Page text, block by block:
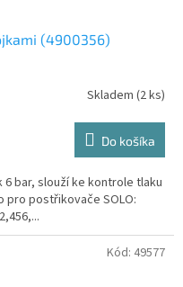
(4900356)
Skladem (2 ks)
Do košíka
bar, slouží ke kontrole tlaku
pro postřikovače SOLO:
Kód: 49577